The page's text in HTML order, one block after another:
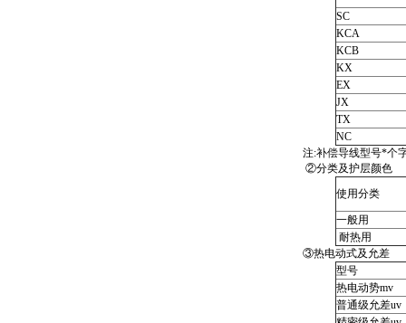
SC
KCA
KCB
KX
EX
JX
TX
NC
注:补偿导线型号*个
②分类及护层颜色
使用分类
一般用
耐热用
③热电动式及允差
型号
热电动势mv
普通级允差uv